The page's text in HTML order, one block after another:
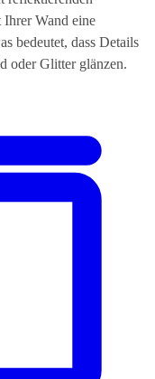
Wand eine
bedeutet, dass Details
oder Glitter glänzen.